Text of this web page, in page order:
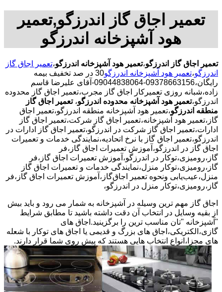
تعمیر اجاق گاز اندرزگو,تعمیر
هود آشپزخانه اندرزگو
تعمیر اجاق گاز اندرزگو،تعمیر هود آشپزخانه اندرزگو،تعمیر اجاق گاز
اندرزگو،تعمیر هود آشپزخانه اندرزگو
30 در صد تخفیف بیمه
رایگان،09378663156-09044838064-آقای علیرضا قاسم
زاده،شبانه روزی تعمیرکار اجاق گاز مجرب،تعمیر اجاق گاز محدوده
اندرزگو،تعمیر هود آشپزخانه محدوده اندرزگو، تعمیر اجاق گاز
منطقه اندرزگو،تعمیر هود آشپزخانه منطقه اندرزگو،تعمیر اجاق
گاز،تعمیر هود آشپزخانه،تعمیر اجاق گاز شرکت،تعمیر اجاق گاز
ادارات،تعمیر اجاق گاز شرکت در اندرزگو،تعمیر اجاق گاز ادارات در
اندرزگو،تعمیر اجاق گاز با نرخ اتحادیه،نمایندگی خدمات و تعمیرات
اجاق گاز در اندرزگو،آموزش تعمیرات اجاق گاز،فر
گاز،رومیزی،توکار در اندرزگو،آموزش تعمیرات اجاق گاز،فر
گاز،رومیزی،توکار منزل،نمایندگی خدمات و تعمیرات اجاق گاز
منزل،عیب‌یابی ونحوه تعمیر اجاق‌گاز،آموزش تعمیرات اجاق گاز،فر
گاز،رومیزی،توکار منزل در اندرزگو،
اجاق گاز مهم ترین وسیله در آشپزخانه به شمار می رود و باید بیش
از بقیه وسایل در انتخاب آن دقت داشته باشید تا مطابق شرایط
"آشپزخانه "تان مناسب ترین را برگزینید.اجاق های
گازی،الکتریکی،اجاق های بزرگ و قدیمی یا اجاق های توکار با شعله
های مجزا،انواع انتخاب هایی هستند که پیش روی شما قرار دارند.